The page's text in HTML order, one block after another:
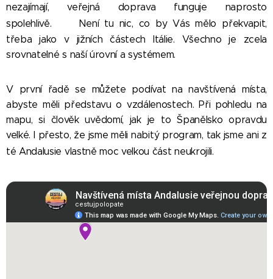
nezajímají, veřejná doprava funguje naprosto
spolehlivě.
Není tu nic, co by Vás mělo překvapit,
třeba jako v jižních částech Itálie. Všechno je zcela
srovnatelné s naší úrovní a systémem.
V první řadě se můžete podívat na navštívená místa,
abyste měli představu o vzdálenostech. Při pohledu na
mapu, si člověk uvědomí, jak je to Španělsko opravdu
velké. I přesto, že jsme měli nabitý program, tak jsme ani z
té Andalusie vlastně moc velkou část neukrojili.